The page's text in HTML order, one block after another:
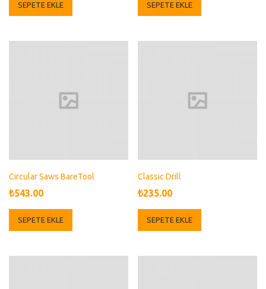
SEPETE EKLE
₺321.00.
SEPETE EKLE
Circular Saws BareTool
₺543.00
SEPETE EKLE
Classic Drill
₺235.00
SEPETE EKLE